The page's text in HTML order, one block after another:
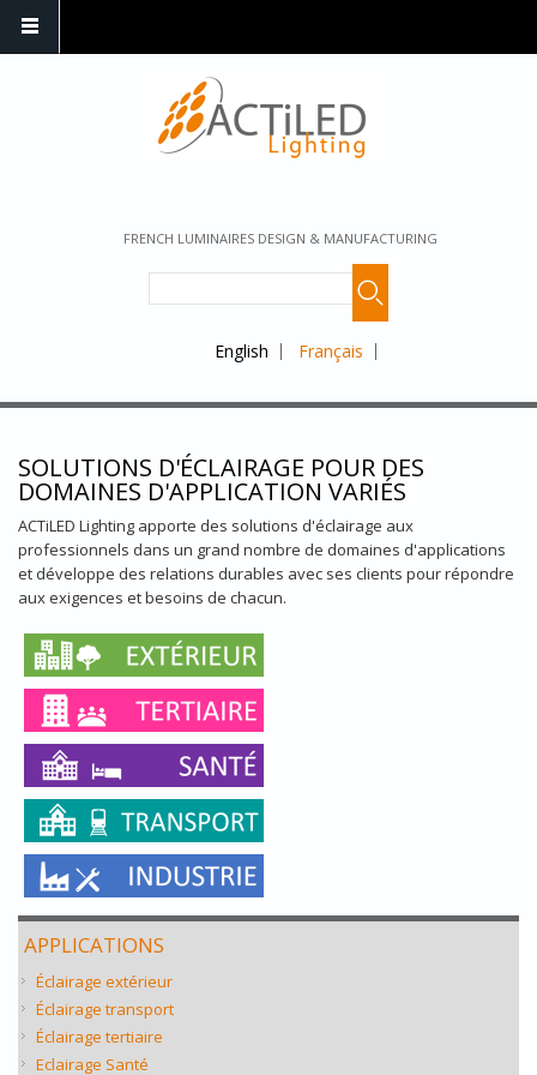
FRENCH LUMINAIRES DESIGN & MANUFACTURING
English Français
SOLUTIONS D'ÉCLAIRAGE POUR DES
DOMAINES D'APPLICATION VARIÉS
ACTiLED Lighting apporte des solutions d'éclairage aux
professionnels dans un grand nombre de domaines d'applications
et développe des relations durables avec ses clients pour répondre
aux exigences et besoins de chacun.
APPLICATIONS
Éclairage extérieur
Éclairage transport
Éclairage tertiaire
Eclairage Santé